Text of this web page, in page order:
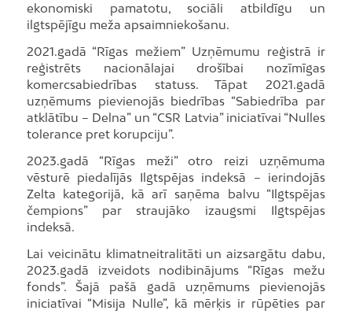
ekonomiski pamatotu, sociāli atbildīgu un
ilgtspējīgu meža apsaimniekošanu.
2021.gadā “Rīgas mežiem” Uzņēmumu reģistrā ir
reģistrēts nacionālajai drošībai nozīmīgas
komercsabiedrības statuss. Tāpat 2021.gadā
uzņēmums pievienojās biedrības “Sabiedrība par
atklātību – Delna” un “CSR Latvia” iniciatīvai “Nulles
tolerance pret korupciju”.
2023.gadā “Rīgas meži” otro reizi uzņēmuma
vēsturē piedalījās Ilgtspējas indeksā – ierindojās
Zelta kategorijā, kā arī saņēma balvu “Ilgtspējas
čempions” par straujāko izaugsmi Ilgtspējas
indeksā.
Lai veicinātu klimatneitralitāti un aizsargātu dabu,
2023.gadā izveidots nodibinājums “Rīgas mežu
fonds”. Šajā pašā gadā uzņēmums pievienojās
iniciatīvai “Misija Nulle”, kā mērķis ir rūpēties par